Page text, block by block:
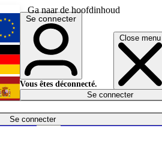
Ga naar de hoofdinhoud
Close menu
Se connecter
Économie
English
Deutsch
Español
Se connecter
Vous êtes déconnecté.
Se connecter